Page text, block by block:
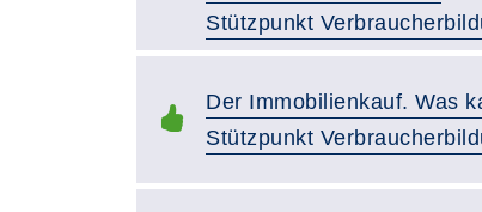
Stützpunkt
Der Immobilienkauf. Was
Stützpunkt